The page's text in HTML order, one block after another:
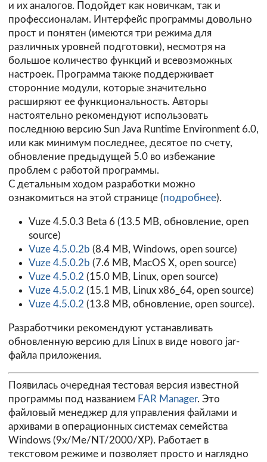
и их аналогов. Подойдет как новичкам, так и
профессионалам. Интерфейс программы довольно
прост и понятен (имеются три режима для
различных уровней подготовки), несмотря на
большое количество функций и всевозможных
настроек. Программа также поддерживает
сторонние модули, которые значительно
расширяют ее функциональность. Авторы
настоятельно рекомендуют использовать
последнюю версию Sun Java Runtime Environment 6.0,
или как минимум последнее, десятое по счету,
обновление предыдущей 5.0 во избежание
проблем с работой программы.
C детальным ходом разработки можно
ознакомиться на этой странице (подробнее).
Vuze 4.5.0.3 Beta 6 (13.5 MB, обновление, open
source)
Vuze 4.5.0.2b (8.4 MB, Windows, open source)
Vuze 4.5.0.2b (7.6 MB, MacOS X, open source)
Vuze 4.5.0.2 (15.0 MB, Linux, open source)
Vuze 4.5.0.2 (15.1 MB, Linux x86_64, open source)
Vuze 4.5.0.2 (13.8 MB, обновление, open source).
Разработчики рекомендуют устанавливать
обновленную версию для Linux в виде нового jar-
файла приложения.
Появилась очередная тестовая версия известной
программы под названием FAR Manager. Это
файловый менеджер для управления файлами и
архивами в операционных системах семейства
Windows (9x/Me/NT/2000/XP). Работает в
текстовом режиме и позволяет просто и наглядно